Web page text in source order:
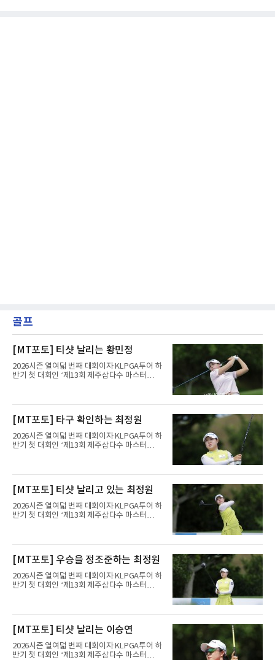
골프
[MT포토] 티샷 날리는 황민정
2026시즌 열여덟 번째 대회이자 KLPGA투어 하
반기 첫 대회인 ‘제13회 제주삼다수 마스터
트(파72/6,767야드)에서 열리고 있다.6일 현재
1라운드 경기가 펼쳐지고 있다.황민정이 16번
홀에서 경기하고 있다.
[MT포토] 타구 확인하는 최정원
2026시즌 열여덟 번째 대회이자 KLPGA투어 하
반기 첫 대회인 ‘제13회 제주삼다수 마스터
트(파72/6,767야드)에서 열리고 있다.6일 현재
1라운드 경기가 펼쳐지고 있다.최정원이 16번
홀에서 경기하고 있다.
[MT포토] 티샷 날리고 있는 최정원
2026시즌 열여덟 번째 대회이자 KLPGA투어 하
반기 첫 대회인 ‘제13회 제주삼다수 마스터
트(파72/6,767야드)에서 열리고 있다.6일 현재
1라운드 경기가 펼쳐지고 있다.최정원이 16번
홀에서 경기하고 있다.
[MT포토] 우승을 정조준하는 최정원
2026시즌 열여덟 번째 대회이자 KLPGA투어 하
반기 첫 대회인 ‘제13회 제주삼다수 마스터
트(파72/6,767야드)에서 열리고 있다.6일 현재
1라운드 경기가 펼쳐지고 있다.최정원이 16번
홀에서 경기하고 있다.
[MT포토] 티샷 날리는 이승연
2026시즌 열여덟 번째 대회이자 KLPGA투어 하
반기 첫 대회인 ‘제13회 제주삼다수 마스터